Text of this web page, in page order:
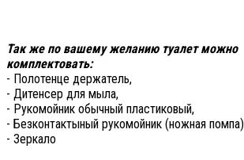
Так же по вашему желанию туалет можно
комплектовать:
- Полотенце держатель,
- Дитенсер для мыла,
- Рукомойник обычный пластиковый,
- Безконтактыный рукомойник (ножная помпа)
- Зеркало